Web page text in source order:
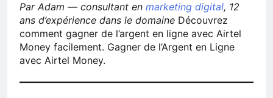
Par Adam — consultant en marketing digital, 12
ans d’expérience dans le domaine Découvrez
comment gagner de l’argent en ligne avec Airtel
Money facilement. Gagner de l’Argent en Ligne
avec Airtel Money.